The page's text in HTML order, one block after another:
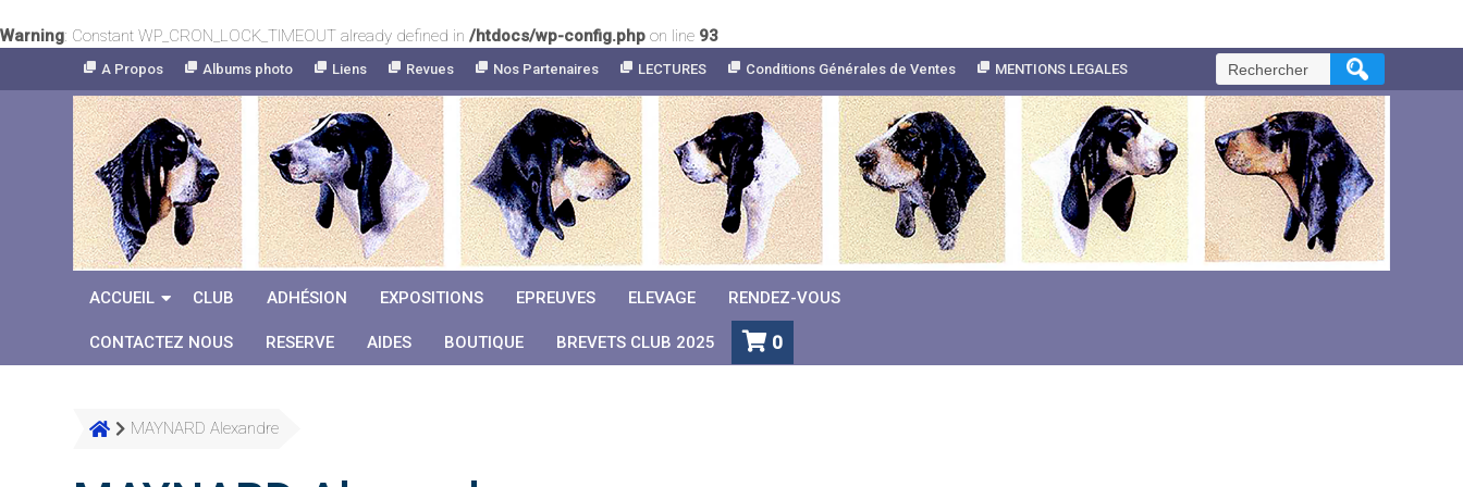
Warning: Constant WP_CRON_LOCK_TIMEOUT already defined in /htdocs/wp-config.php on line 93
A Propos Albums photo Liens Revues Nos Partenaires LECTURES Conditions Générales de Ventes MENTIONS LEGALES Rechercher :
ACCUEIL CLUB ADHÉSION EXPOSITIONS EPREUVES ELEVAGE RENDEZ-VOUS
CONTACTEZ NOUS RESERVE AIDES BOUTIQUE BREVETS CLUB 2025 0
MAYNARD Alexandre